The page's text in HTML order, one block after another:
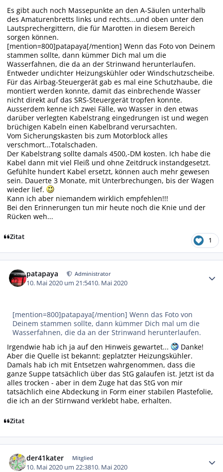
Es gibt auch noch Massepunkte an den A-Säulen unterhalb
des Amaturenbretts links und rechts...und oben unter den
Lautsprechergittern, die für Marotten in diesem Bereich
sorgen können.
[mention=800]patapaya[/mention] Wenn das Foto von Deinem
stammen sollte, dann kümmer Dich mal um die
Wasserfahnen, die da an der Strinwand herunterlaufen.
Entweder undichter Heizungskühler oder Windschutzscheibe.
Für das Airbag-Steuergerät gab es mal eine Schutzhaube, die
montiert werden konnte, damit das einbrechende Wasser
nicht direkt auf das SRS-Steuergerät tropfen konnte.
Ausserdem kenne ich zwei Fälle, wo Wasser in den etwas
darüber verlegten Kabelstrang eingedrungen ist und wegen
brüchigen Kabeln einen Kabelbrand verursachten.
Vom Sicherungskasten bis zum Motorblock alles
verschmort...Totalschaden.
Der Kabelstrang sollte damals 4500,-DM kosten. Ich habe die
Kabel dann mit viel Fleiß und ohne Zeitdruck instandgesetzt.
Gefühlte hundert Kabel ersetzt, können auch mehr gewesen
sein. Dauerte 3 Monate, mit Unterbrechungen, bis der Wagen
wieder lief.
Kann ich aber niemandem wirklich empfehlen!!!
Bei den Erinnerungen tun mir heute noch die Knie und der
Rücken weh...
Zitat 1
patapaya Administrator
10. Mai 2020 um 21:5410. Mai 2020
[mention=800]patapaya[/mention] Wenn das Foto von
Deinem stammen sollte, dann kümmer Dich mal um die
Wasserfahnen, die da an der Strinwand herunterlaufen.
Irgendwie hab ich ja auf den Hinweis gewartet...
Danke!
Aber die Quelle ist bekannt: geplatzter Heizungskühler.
Damals hab ich mit Entsetzen wahrgenommen, dass die
ganze Suppe tatsächlich über das StG galaufen ist. Jetzt ist da
alles trocken - aber in dem Zuge hat das StG von mir
tatsächlich eine Abdeckung in Form einer stabilen Plastefolie,
die ich an der Stirnwand verklebt habe, erhalten.
Zitat
der41kater Mitglied
10. Mai 2020 um 22:3810. Mai 2020